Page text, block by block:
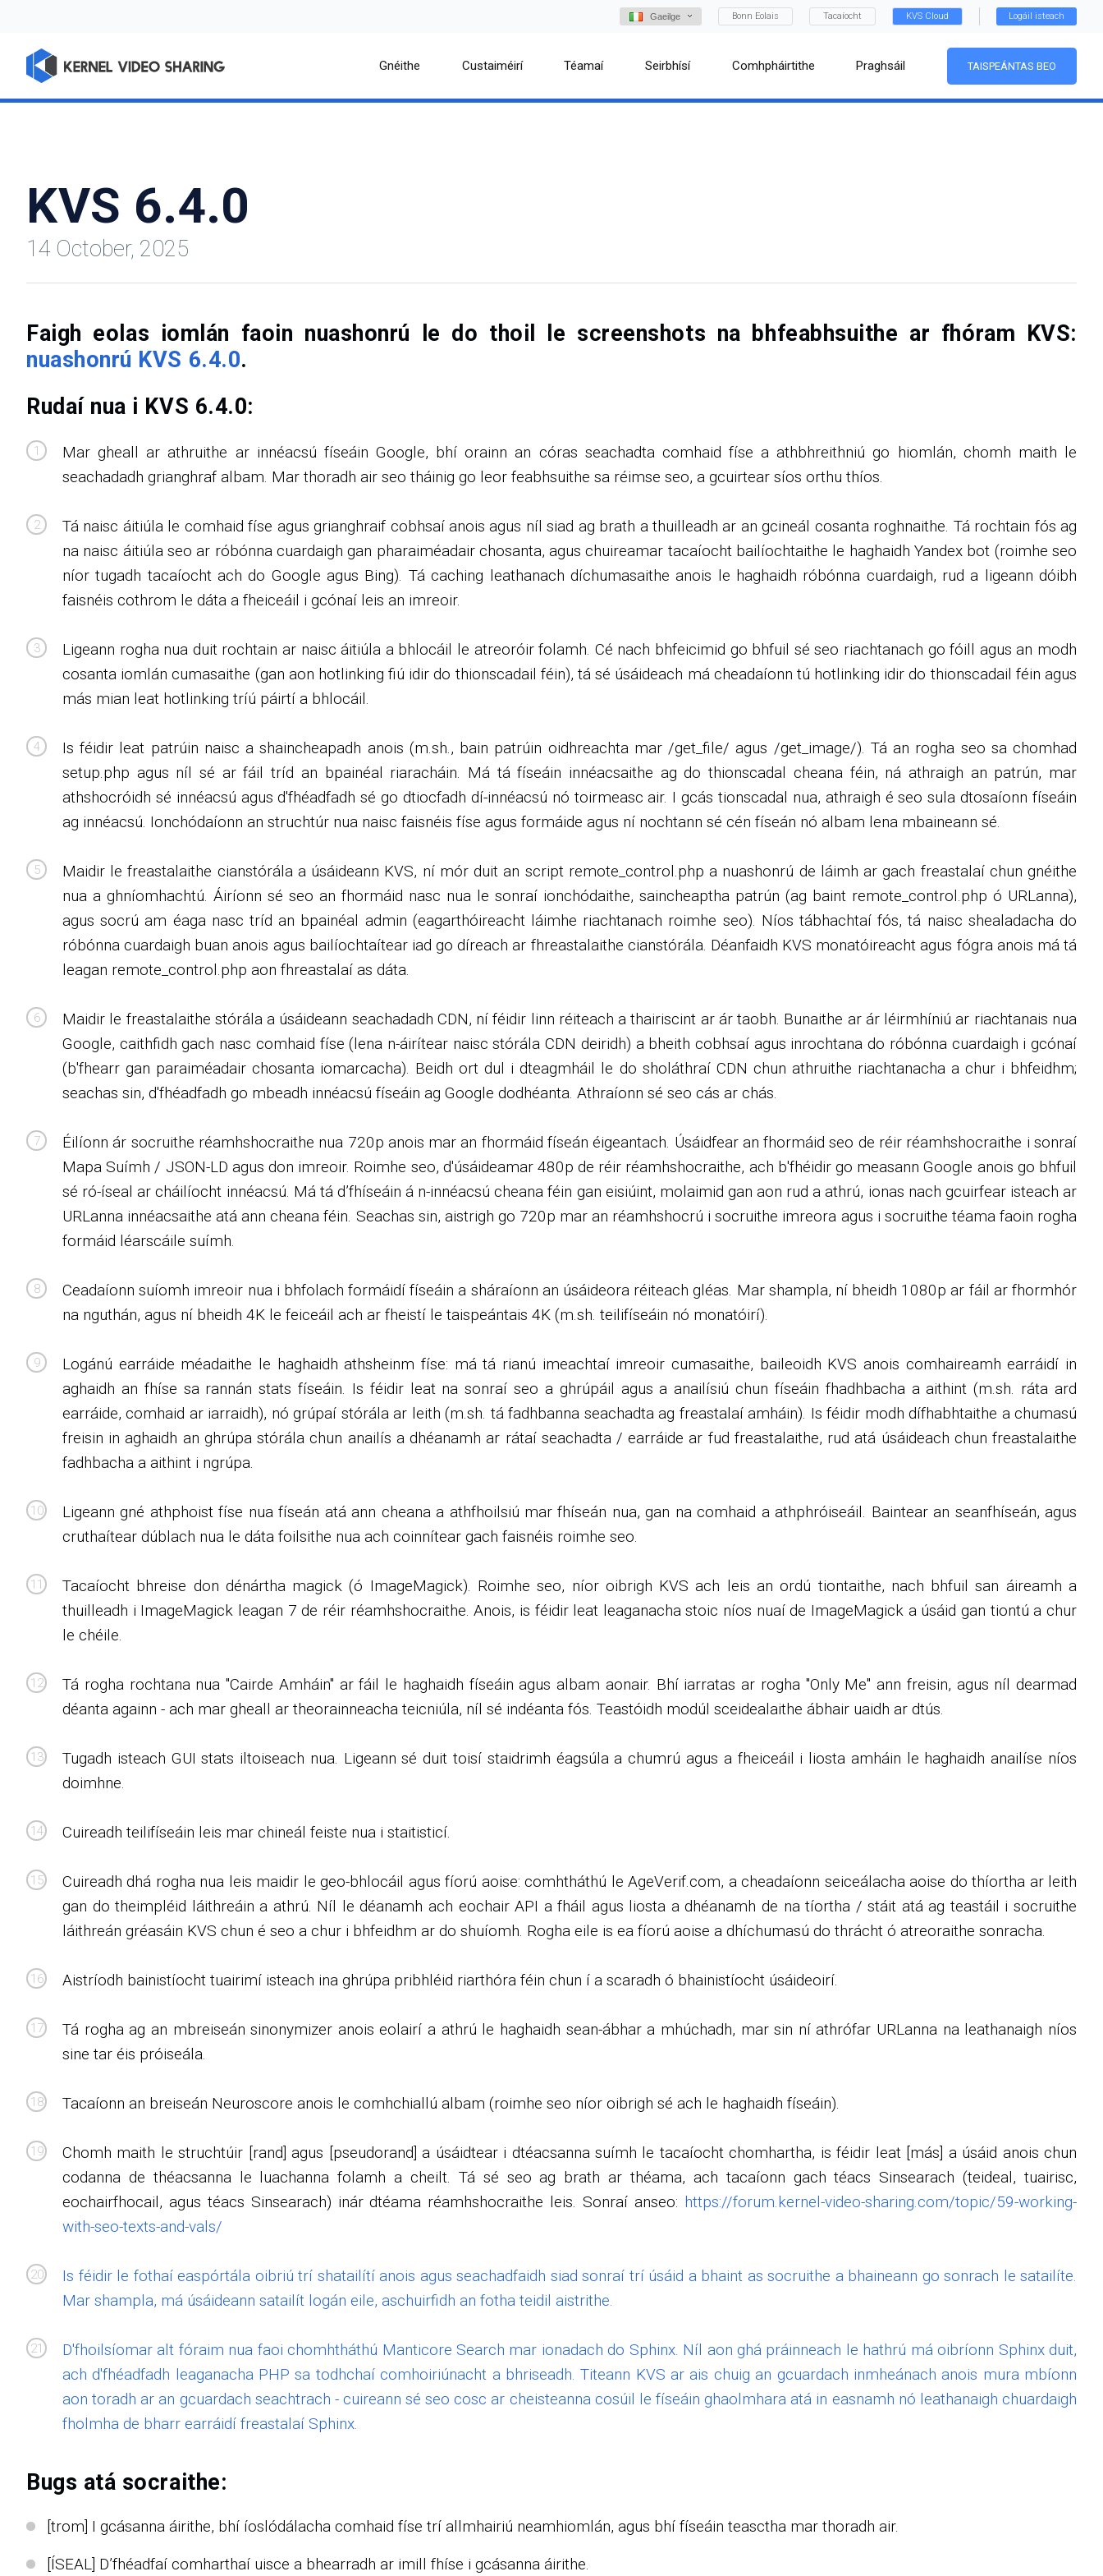
Gaeilge Bonn Eolais Tacaíocht KVS Cloud Logáil isteach
Gnéithe Custaiméirí Téamaí Seirbhísí Comhpháirtithe Praghsáil TAISPEÁNTAS BEO
KVS 6.4.0
14 October, 2025
Faigh eolas iomlán faoin nuashonrú le do thoil le screenshots na bhfeabhsuithe ar fhóram KVS:
nuashonrú KVS 6.4.0.
Rudaí nua i KVS 6.4.0:
Mar gheall ar athruithe ar innéacsú físeáin Google, bhí orainn an córas seachadta comhaid físe a athbhreithniú go hiomlán, chomh maith le
seachadadh grianghraf albam. Mar thoradh air seo tháinig go leor feabhsuithe sa réimse seo, a gcuirtear síos orthu thíos.
Tá naisc áitiúla le comhaid físe agus grianghraif cobhsaí anois agus níl siad ag brath a thuilleadh ar an gcineál cosanta roghnaithe. Tá rochtain fós ag
na naisc áitiúla seo ar róbónna cuardaigh gan pharaiméadair chosanta, agus chuireamar tacaíocht bailíochtaithe le haghaidh Yandex bot (roimhe seo
níor tugadh tacaíocht ach do Google agus Bing). Tá caching leathanach díchumasaithe anois le haghaidh róbónna cuardaigh, rud a ligeann dóibh
faisnéis cothrom le dáta a fheiceáil i gcónaí leis an imreoir.
Ligeann rogha nua duit rochtain ar naisc áitiúla a bhlocáil le atreoróir folamh. Cé nach bhfeicimid go bhfuil sé seo riachtanach go fóill agus an modh
cosanta iomlán cumasaithe (gan aon hotlinking fiú idir do thionscadail féin), tá sé úsáideach má cheadaíonn tú hotlinking idir do thionscadail féin agus
más mian leat hotlinking tríú páirtí a bhlocáil.
Is féidir leat patrúin naisc a shaincheapadh anois (m.sh., bain patrúin oidhreachta mar /get_file/ agus /get_image/). Tá an rogha seo sa chomhad
setup.php agus níl sé ar fáil tríd an bpainéal riaracháin. Má tá físeáin innéacsaithe ag do thionscadal cheana féin, ná athraigh an patrún, mar
athshocróidh sé innéacsú agus d'fhéadfadh sé go dtiocfadh dí-innéacsú nó toirmeasc air. I gcás tionscadal nua, athraigh é seo sula dtosaíonn físeáin
ag innéacsú. Ionchódaíonn an struchtúr nua naisc faisnéis físe agus formáide agus ní nochtann sé cén físeán nó albam lena mbaineann sé.
Maidir le freastalaithe cianstórála a úsáideann KVS, ní mór duit an script remote_control.php a nuashonrú de láimh ar gach freastalaí chun gnéithe
nua a ghníomhachtú. Áiríonn sé seo an fhormáid nasc nua le sonraí ionchódaithe, saincheaptha patrún (ag baint remote_control.php ó URLanna),
agus socrú am éaga nasc tríd an bpainéal admin (eagarthóireacht láimhe riachtanach roimhe seo). Níos tábhachtaí fós, tá naisc shealadacha do
róbónna cuardaigh buan anois agus bailíochtaítear iad go díreach ar fhreastalaithe cianstórála. Déanfaidh KVS monatóireacht agus fógra anois má tá
leagan remote_control.php aon fhreastalaí as dáta.
Maidir le freastalaithe stórála a úsáideann seachadadh CDN, ní féidir linn réiteach a thairiscint ar ár taobh. Bunaithe ar ár léirmhíniú ar riachtanais nua
Google, caithfidh gach nasc comhaid físe (lena n-áirítear naisc stórála CDN deiridh) a bheith cobhsaí agus inrochtana do róbónna cuardaigh i gcónaí
(b'fhearr gan paraiméadair chosanta iomarcacha). Beidh ort dul i dteagmháil le do sholáthraí CDN chun athruithe riachtanacha a chur i bhfeidhm;
seachas sin, d'fhéadfadh go mbeadh innéacsú físeáin ag Google dodhéanta. Athraíonn sé seo cás ar chás.
Éilíonn ár socruithe réamhshocraithe nua 720p anois mar an fhormáid físeán éigeantach. Úsáidfear an fhormáid seo de réir réamhshocraithe i sonraí
Mapa Suímh / JSON-LD agus don imreoir. Roimhe seo, d'úsáideamar 480p de réir réamhshocraithe, ach b'fhéidir go measann Google anois go bhfuil
sé ró-íseal ar cháilíocht innéacsú. Má tá d’fhíseáin á n-innéacsú cheana féin gan eisiúint, molaimid gan aon rud a athrú, ionas nach gcuirfear isteach ar
URLanna innéacsaithe atá ann cheana féin. Seachas sin, aistrigh go 720p mar an réamhshocrú i socruithe imreora agus i socruithe téama faoin rogha
formáid léarscáile suímh.
Ceadaíonn suíomh imreoir nua i bhfolach formáidí físeáin a sháraíonn an úsáideora réiteach gléas. Mar shampla, ní bheidh 1080p ar fáil ar fhormhór
na nguthán, agus ní bheidh 4K le feiceáil ach ar fheistí le taispeántais 4K (m.sh. teilifíseáin nó monatóirí).
Logánú earráide méadaithe le haghaidh athsheinm físe: má tá rianú imeachtaí imreoir cumasaithe, baileoidh KVS anois comhaireamh earráidí in
aghaidh an fhíse sa rannán stats físeáin. Is féidir leat na sonraí seo a ghrúpáil agus a anailísiú chun físeáin fhadhbacha a aithint (m.sh. ráta ard
earráide, comhaid ar iarraidh), nó grúpaí stórála ar leith (m.sh. tá fadhbanna seachadta ag freastalaí amháin). Is féidir modh dífhabhtaithe a chumasú
freisin in aghaidh an ghrúpa stórála chun anailís a dhéanamh ar rátaí seachadta / earráide ar fud freastalaithe, rud atá úsáideach chun freastalaithe
fadhbacha a aithint i ngrúpa.
Ligeann gné athphoist físe nua físeán atá ann cheana a athfhoilsiú mar fhíseán nua, gan na comhaid a athphróiseáil. Baintear an seanfhíseán, agus
cruthaítear dúblach nua le dáta foilsithe nua ach coinnítear gach faisnéis roimhe seo.
Tacaíocht bhreise don dénártha magick (ó ImageMagick). Roimhe seo, níor oibrigh KVS ach leis an ordú tiontaithe, nach bhfuil san áireamh a
thuilleadh i ImageMagick leagan 7 de réir réamhshocraithe. Anois, is féidir leat leaganacha stoic níos nuaí de ImageMagick a úsáid gan tiontú a chur
le chéile.
Tá rogha rochtana nua "Cairde Amháin" ar fáil le haghaidh físeáin agus albam aonair. Bhí iarratas ar rogha "Only Me" ann freisin, agus níl dearmad
déanta againn - ach mar gheall ar theorainneacha teicniúla, níl sé indéanta fós. Teastóidh modúl sceidealaithe ábhair uaidh ar dtús.
Tugadh isteach GUI stats iltoiseach nua. Ligeann sé duit toisí staidrimh éagsúla a chumrú agus a fheiceáil i liosta amháin le haghaidh anailíse níos
doimhne.
Cuireadh teilifíseáin leis mar chineál feiste nua i staitisticí.
Cuireadh dhá rogha nua leis maidir le geo-bhlocáil agus fíorú aoise: comhtháthú le AgeVerif.com, a cheadaíonn seiceálacha aoise do thíortha ar leith
gan do theimpléid láithreáin a athrú. Níl le déanamh ach eochair API a fháil agus liosta a dhéanamh de na tíortha / stáit atá ag teastáil i socruithe
láithreán gréasáin KVS chun é seo a chur i bhfeidhm ar do shuíomh. Rogha eile is ea fíorú aoise a dhíchumasú do thrácht ó atreoraithe sonracha.
Aistríodh bainistíocht tuairimí isteach ina ghrúpa pribhléid riarthóra féin chun í a scaradh ó bhainistíocht úsáideoirí.
Tá rogha ag an mbreiseán sinonymizer anois eolairí a athrú le haghaidh sean-ábhar a mhúchadh, mar sin ní athrófar URLanna na leathanaigh níos
sine tar éis próiseála.
Tacaíonn an breiseán Neuroscore anois le comhchiallú albam (roimhe seo níor oibrigh sé ach le haghaidh físeáin).
Chomh maith le struchtúir [rand] agus [pseudorand] a úsáidtear i dtéacsanna suímh le tacaíocht chomhartha, is féidir leat [más] a úsáid anois chun
codanna de théacsanna le luachanna folamh a cheilt. Tá sé seo ag brath ar théama, ach tacaíonn gach téacs Sinsearach (teideal, tuairisc,
eochairfhocail, agus téacs Sinsearach) inár dtéama réamhshocraithe leis. Sonraí anseo: https://forum.kernel-video-sharing.com/topic/59-working-
with-seo-texts-and-vals/
Is féidir le fothaí easpórtála oibriú trí shatailítí anois agus seachadfaidh siad sonraí trí úsáid a bhaint as socruithe a bhaineann go sonrach le satailíte.
Mar shampla, má úsáideann satailít logán eile, aschuirfidh an fotha teidil aistrithe.
D'fhoilsíomar alt fóraim nua faoi chomhtháthú Manticore Search mar ionadach do Sphinx. Níl aon ghá práinneach le hathrú má oibríonn Sphinx duit,
ach d'fhéadfadh leaganacha PHP sa todhchaí comhoiriúnacht a bhriseadh. Titeann KVS ar ais chuig an gcuardach inmheánach anois mura mbíonn
aon toradh ar an gcuardach seachtrach - cuireann sé seo cosc ​​​​ar cheisteanna cosúil le físeáin ghaolmhara atá in easnamh nó leathanaigh chuardaigh
fholmha de bharr earráidí freastalaí Sphinx.
Bugs atá socraithe:
[trom] I gcásanna áirithe, bhí íoslódálacha comhaid físe trí allmhairiú neamhiomlán, agus bhí físeáin teasctha mar thoradh air.
[ÍSEAL] D’fhéadfaí comharthaí uisce a bhearradh ar imill fhíse i gcásanna áirithe.